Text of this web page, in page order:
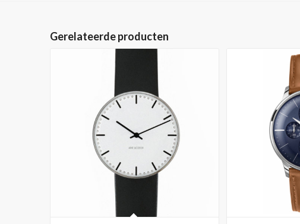
Gerelateerde producten